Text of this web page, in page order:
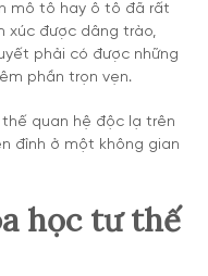
mô tô hay ô tô đã rất
xúc được dâng trào,
phải có được những
phần trọn vẹn.
quan hệ độc lạ trên
đỉnh ở một không gian
học tư thế